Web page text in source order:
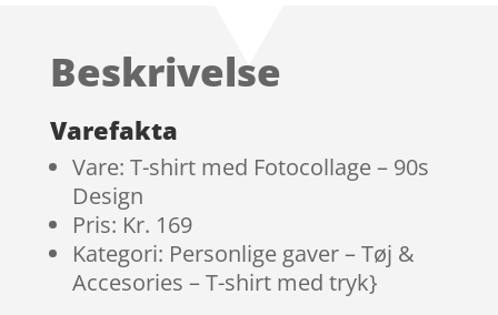
Beskrivelse
Varefakta
Vare: T-shirt med Fotocollage – 90s
Design
Pris: Kr. 169
Kategori: Personlige gaver – Tøj &
Accesories – T-shirt med tryk}